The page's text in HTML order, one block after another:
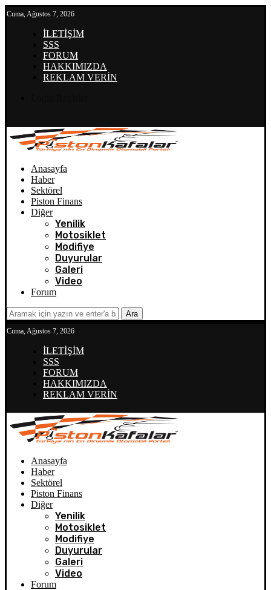
Cuma, Ağustos 7, 2026
İLETİŞİM
SSS
FORUM
HAKKIMIZDA
REKLAM VERİN
Anasayfa
Haber
Sektörel
Piston Finans
Diğer
Yenilik
Motosiklet
Modifiye
Duyurular
Galeri
Video
Forum
Ara
Cuma, Ağustos 7, 2026
İLETİŞİM
SSS
FORUM
HAKKIMIZDA
REKLAM VERİN
Anasayfa
Haber
Sektörel
Piston Finans
Diğer
Yenilik
Motosiklet
Modifiye
Duyurular
Galeri
Video
Forum